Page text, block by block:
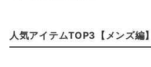
人気アイテムTOP3【メンズ編】